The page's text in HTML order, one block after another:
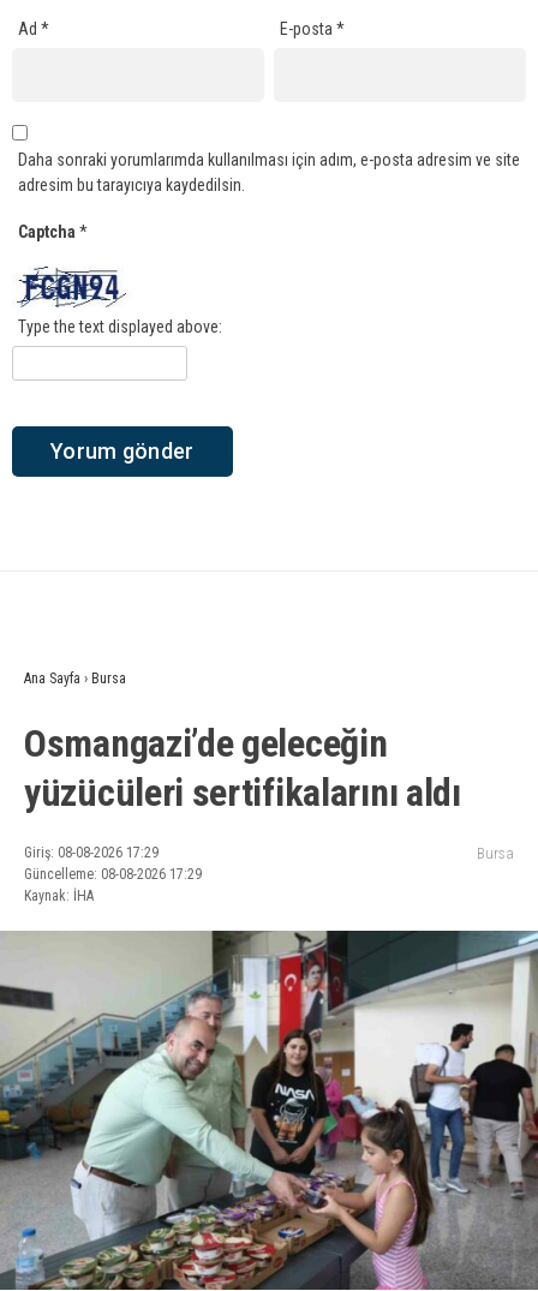
Ad * E-posta*
Daha sonraki yorumlarımda kullanılması için adım, e-posta adresim ve site
adresim bu tarayıcıya kaydedilsin.
Captcha *
Type the text displayed above:
Ana Sayfa › Bursa
Osmangazi’de geleceğin
yüzücüleri sertifikalarını aldı
Giriş: 08-08-2026 17:29
Güncelleme: 08-08-2026 17:29
Kaynak: İHA
Bursa